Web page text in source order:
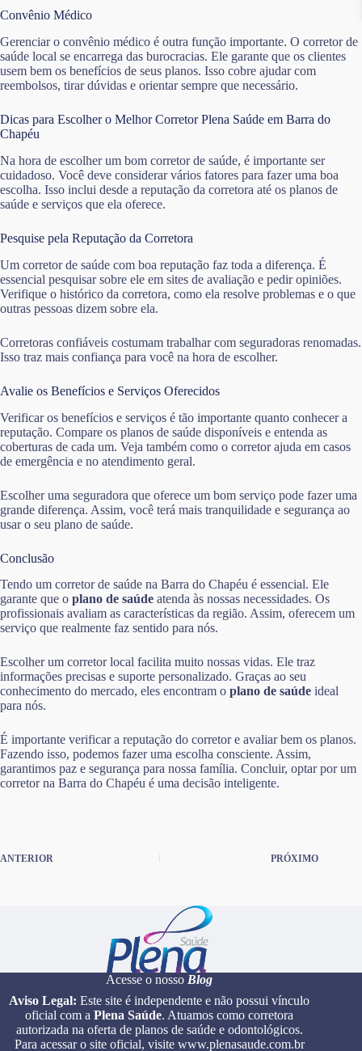
Convênio Médico
Gerenciar o convênio médico é outra função importante. O corretor de
saúde local se encarrega das burocracias. Ele garante que os clientes
usem bem os benefícios de seus planos. Isso cobre ajudar com
reembolsos, tirar dúvidas e orientar sempre que necessário.
Dicas para Escolher o Melhor Corretor Plena Saúde em Barra do
Chapéu
Na hora de escolher um bom corretor de saúde, é importante ser
cuidadoso. Você deve considerar vários fatores para fazer uma boa
escolha. Isso inclui desde a reputação da corretora até os planos de
saúde e serviços que ela oferece.
Pesquise pela Reputação da Corretora
Um corretor de saúde com boa reputação faz toda a diferença. É
essencial pesquisar sobre ele em sites de avaliação e pedir opiniões.
Verifique o histórico da corretora, como ela resolve problemas e o que
outras pessoas dizem sobre ela.
Corretoras confiáveis costumam trabalhar com seguradoras renomadas.
Isso traz mais confiança para você na hora de escolher.
Avalie os Benefícios e Serviços Oferecidos
Verificar os benefícios e serviços é tão importante quanto conhecer a
reputação. Compare os planos de saúde disponíveis e entenda as
coberturas de cada um. Veja também como o corretor ajuda em casos
de emergência e no atendimento geral.
Escolher uma seguradora que oferece um bom serviço pode fazer uma
grande diferença. Assim, você terá mais tranquilidade e segurança ao
usar o seu plano de saúde.
Conclusão
Tendo um corretor de saúde na Barra do Chapéu é essencial. Ele
garante que o plano de saúde atenda às nossas necessidades. Os
profissionais avaliam as características da região. Assim, oferecem um
serviço que realmente faz sentido para nós.
Escolher um corretor local facilita muito nossas vidas. Ele traz
informações precisas e suporte personalizado. Graças ao seu
conhecimento do mercado, eles encontram o plano de saúde ideal
para nós.
É importante verificar a reputação do corretor e avaliar bem os planos.
Fazendo isso, podemos fazer uma escolha consciente. Assim,
garantimos paz e segurança para nossa família. Concluir, optar por um
corretor na Barra do Chapéu é uma decisão inteligente.
ANTERIOR PRÓXIMO
Acesse o nosso Blog
Aviso Legal: Este site é independente e não possui vínculo
oficial com aPlena Saúde. Atuamos como corretora
autorizada na oferta de planos de saúde e odontológicos.
Para acessar o site oficial, visite www.plenasaude.com.br